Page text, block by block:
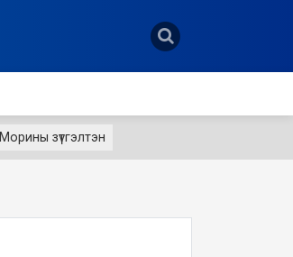
Морины зүтгэлтэн